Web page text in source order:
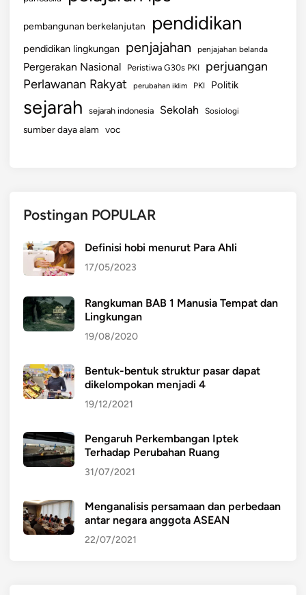
pembangunan berkelanjutan pendidikan
pendidikan lingkungan penjajahan penjajahan belanda
Pergerakan Nasional Peristiwa G30s PKI perjuangan
Perlawanan Rakyat perubahan iklim PKI Politik
sejarah sejarah indonesia Sekolah Sosiologi
sumber daya alam voc
Postingan POPULAR
Definisi hobi menurut Para Ahli
17/05/2023
Rangkuman BAB 1 Manusia Tempat dan
Lingkungan
19/08/2020
Bentuk-bentuk struktur pasar dapat
dikelompokan menjadi 4
19/12/2021
Pengaruh Perkembangan Iptek
Terhadap Perubahan Ruang
31/07/2021
Menganalisis persamaan dan perbedaan
antar negara anggota ASEAN
22/07/2021